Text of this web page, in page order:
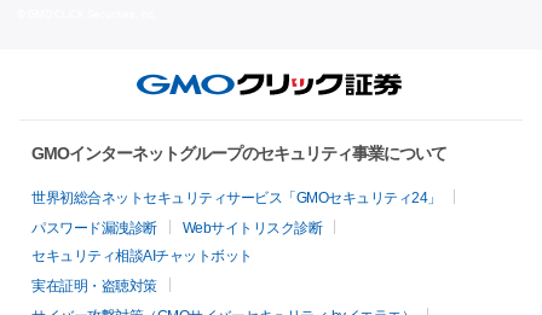
GMOインターネットグループのセキュリティ事業について
世界初総合ネットセキュリティサービス「GMOセキュリティ24」
パスワード漏洩診断
Webサイトリスク診断
セキュリティ相談AIチャットボット
実在証明・盗聴対策